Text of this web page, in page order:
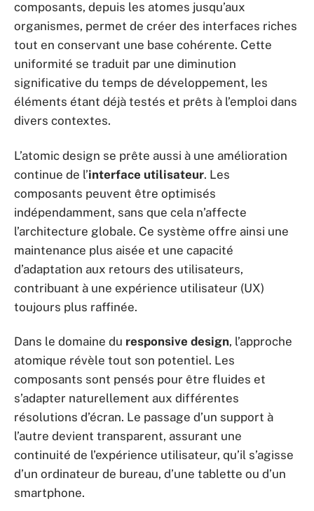
composants, depuis les atomes jusqu’aux
organismes, permet de créer des interfaces riches
tout en conservant une base cohérente. Cette
uniformité se traduit par une diminution
significative du temps de développement, les
éléments étant déjà testés et prêts à l’emploi dans
divers contextes.
L’atomic design se prête aussi à une amélioration
continue de l’interface utilisateur. Les
composants peuvent être optimisés
indépendamment, sans que cela n’affecte
l’architecture globale. Ce système offre ainsi une
maintenance plus aisée et une capacité
d’adaptation aux retours des utilisateurs,
contribuant à une expérience utilisateur (UX)
toujours plus raffinée.
Dans le domaine du responsive design, l’approche
atomique révèle tout son potentiel. Les
composants sont pensés pour être fluides et
s’adapter naturellement aux différentes
résolutions d’écran. Le passage d’un support à
l’autre devient transparent, assurant une
continuité de l’expérience utilisateur, qu’il s’agisse
d’un ordinateur de bureau, d’une tablette ou d’un
smartphone.